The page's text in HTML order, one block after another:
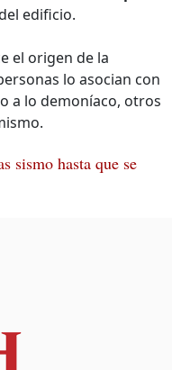
edificio.
el origen de la
lo asocian con
a lo demoníaco, otros
sismo hasta que se